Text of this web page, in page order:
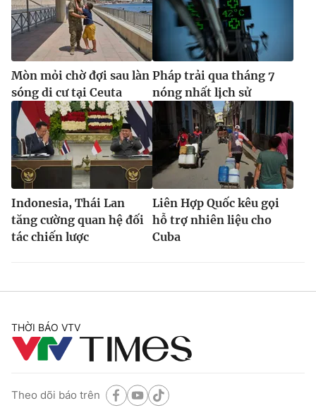
Mòn mỏi chờ đợi sau làn
sóng di cư tại Ceuta
Pháp trải qua tháng 7
nóng nhất lịch sử
Indonesia, Thái Lan
tăng cường quan hệ đối
tác chiến lược
Liên Hợp Quốc kêu gọi
hỗ trợ nhiên liệu cho
Cuba
THỜI BÁO VTV
Theo dõi báo trên